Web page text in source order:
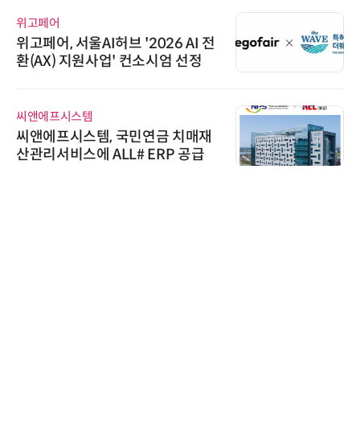
'자동화 산업의 새로운 가능성'…
인아그룹 전국 7개 도시 세미나 페
와이즈스톤, 마틸로에이아이의 '멀
티모달 생물자원 빅데이터'에 DQ